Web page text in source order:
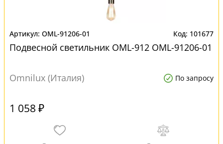
OML-91206-01 101677
Подвесной светильник OML-912 OML-91206-01
Omnilux (Италия) По запросу
1 058 ₽